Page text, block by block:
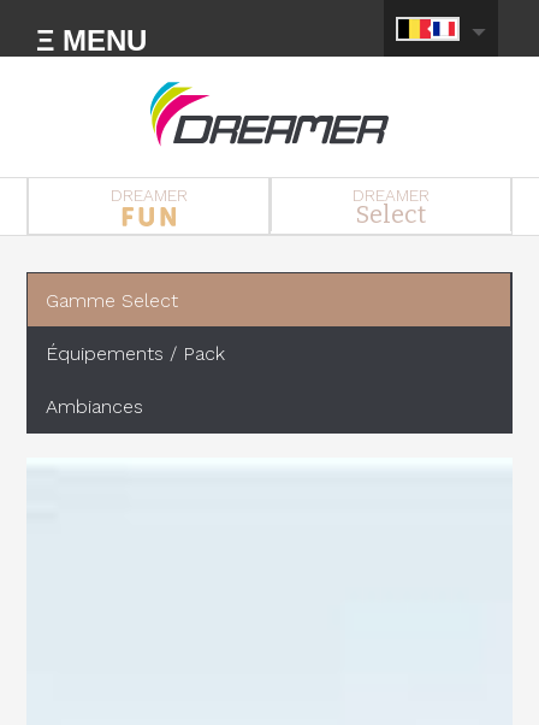
Ξ MENU
DREAMER DREAMER
Select
Gamme Select
Équipements / Pack
Ambiances